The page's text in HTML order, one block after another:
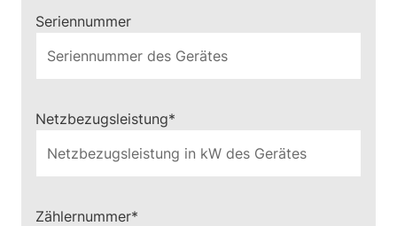
Seriennummer
Pflichtfeld
Netzbezugsleistung*
Pflichtfeld
Zählernummer*